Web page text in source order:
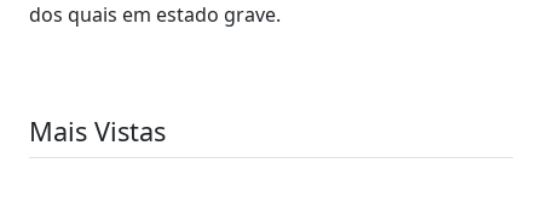
dos quais em estado grave.
Mais Vistas